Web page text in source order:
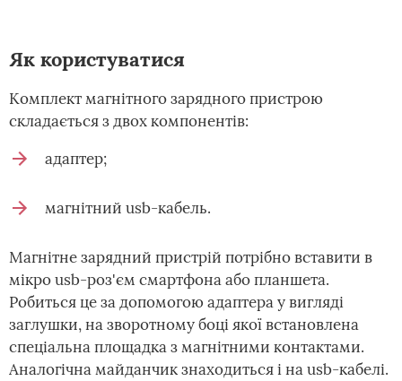
Як користуватися
Комплект магнітного зарядного пристрою
складається з двох компонентів:
адаптер;
магнітний usb-кабель.
Магнітне зарядний пристрій потрібно вставити в
мікро usb-роз'єм смартфона або планшета.
Робиться це за допомогою адаптера у вигляді
заглушки, на зворотному боці якої встановлена
спеціальна площадка з магнітними контактами.
Аналогічна майданчик знаходиться і на usb-кабелі.